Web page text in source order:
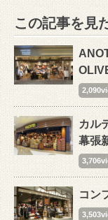
この記事を見
カル
幕張
コン